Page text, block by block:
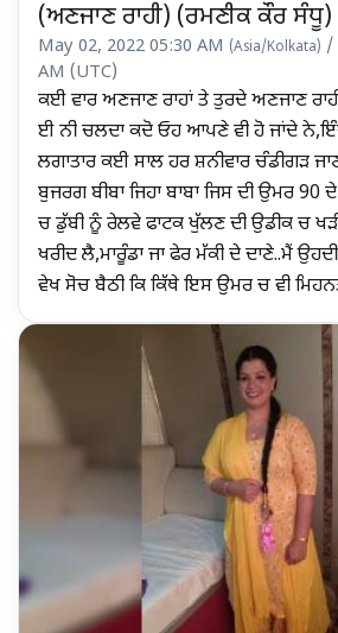
(ਅਣਜਾਣ ਰਾਹੀ) (ਰਮਣੀਕ ਕੌਰ ਸੰਧੂ)
May 02, 2022 05:30 AM (Asia/Kolkata) /
AM (UTC)
ਕਈ ਵਾਰ ਅਣਜਾਣ ਰਾਹਾਂ ਤੇ ਤੁਰਦੇ ਅਣਜਾਣ
ਈ ਨੀ ਚਲਦਾ ਕਦੋ ਓਹ ਆਪਣੇ ਵੀ ਹੋ ਜਾਂਦੇ
ਲਗਾਤਾਰ ਕਈ ਸਾਲ ਹਰ ਸ਼ਨੀਵਾਰ ਚੰਡੀਗੜ
ਬੁਜਰਗ ਬੀਬਾ ਜਿਹਾ ਬਾਬਾ ਜਿਸ ਦੀ ਉਮਰ 90
ਚ ਡੁੱਬੀ ਨੂੰ ਰੇਲਵੇ ਫਾਟਕ ਖੁੱਲਣ ਦੀ ਉਡੀਕ ਚ
ਖਰੀਦ ਲੈ,ਮਾਰੂੰਡਾ ਜਾ ਫੇਰ ਮੱਕੀ ਦੇ ਦਾਣੇ..ਮੈਂ
ਵੇਖ ਸੋਚ ਬੈਠੀ ਕਿ ਕਿੱਥੇ ਇਸ ਉਮਰ ਚ ਵੀ